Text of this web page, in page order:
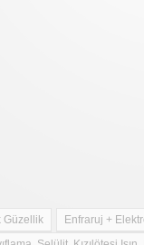
Güzellik
Enfraruj +